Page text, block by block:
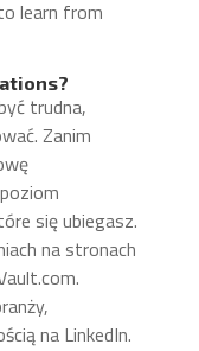
learn from
trudna,
Zanim
się ubiegasz.
na stronach
na LinkedIn.